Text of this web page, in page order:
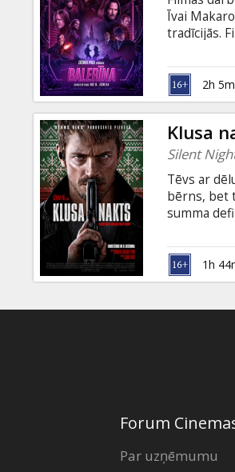
Dāvanu
kartes
Uzkodas
B2B
Kino
Klubs
Īvai
tradīcijās.
2h
Klusa
Silent
Tēvs ar
bērns, bet
summa
valodā ar
1h
Forum
Par uzņēmumu